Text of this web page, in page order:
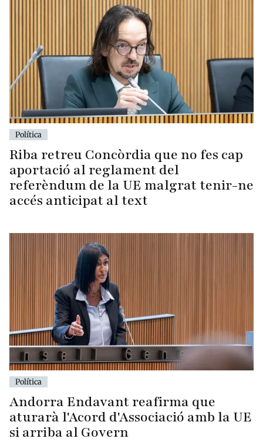
Política
Riba retreu Concòrdia que no fes cap
aportació al reglament del
referèndum de la UE malgrat tenir-ne
accés anticipat al text
Política
Andorra Endavant reafirma que
aturarà l'Acord d'Associació amb la UE
si arriba al Govern